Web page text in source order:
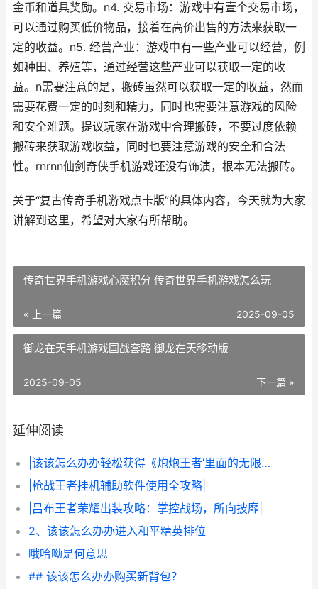
金币和道具奖励。n4. 交易市场：游戏中有壹个交易市场，
可以通过购买低价物品，接着在高价出售的方法来获取一
定的收益。n5. 经营产业：游戏中有一些产业可以经营，例
如种田、养殖等，通过经营这些产业可以获取一定的收
益。n需要注意的是，搬砖虽然可以获取一定的收益，然而
需要花费一定的时刻和精力，同时也需要注意游戏的风险
和安全难题。提议玩家在游戏中合理搬砖，不要过度依赖
搬砖来获取游戏收益，同时也要注意游戏的安全和合法
性。rnrnn仙剑奇侠手机游戏还没有饰演，根本无法搬砖。
关于“复古传奇手机游戏点卡版”的具体内容，今天就为大家
讲解到这里，希望对大家有所帮助。
传奇世界手机游戏心魔积分 传奇世界手机游戏怎么玩
« 上一篇 2025-09-05
御龙在天手机游戏国战套路 御龙在天移动版
下一篇 »
2025-09-05
延伸阅读
|该该怎么办办轻松获得《炮炮王者’里面的无限金币和星星|
|枪战王者挂机辅助软件使用全攻略|
|吕布王者荣耀出装攻略：掌控战场，所向披靡|
2、该该怎么办办进入和平精英排位
哦哈呦是何意思
## 该该怎么办办购买新背包？